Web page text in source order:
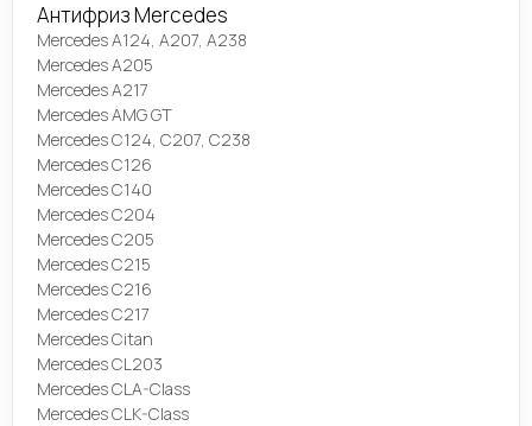
Антифриз Mercedes
Mercedes A124, A207, A238
Mercedes A205
Mercedes A217
Mercedes AMG GT
Mercedes C124, C207, C238
Mercedes C126
Mercedes C140
Mercedes C204
Mercedes C205
Mercedes C215
Mercedes C216
Mercedes C217
Mercedes Citan
Mercedes CL203
Mercedes CLA-Class
Mercedes CLK-Class